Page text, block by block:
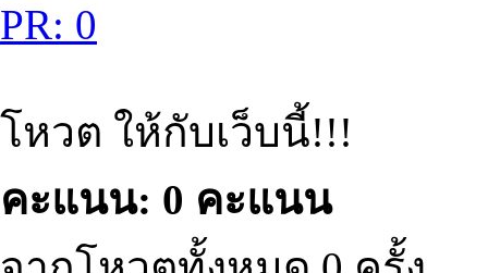
PR: 0
โหวต ให้กับเว็บนี้!!!
คะแนน: 0 คะแนน